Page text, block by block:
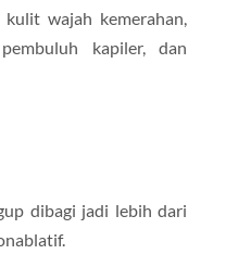
wajah kemerahan,
kapiler, dan
dibagi jadi lebih dari